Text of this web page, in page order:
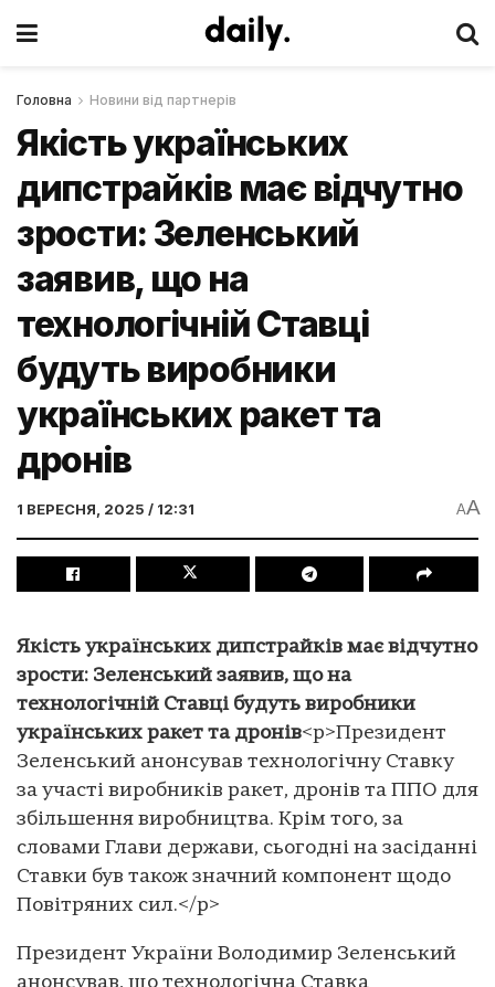
Головна Новини від партнерів
Якість українських
дипстрайків має відчутно
зрости: Зеленський
заявив, що на
технологічній Ставці
будуть виробники
українських ракет та
дронів
1 ВЕРЕСНЯ, 2025 / 12:31 AA
Якість українських дипстрайків має відчутно
зрости: Зеленський заявив, що на
технологічній Ставці будуть виробники
українських ракет та дронів<p>Президент
Зеленський анонсував технологічну Ставку
за участі виробників ракет, дронів та ППО для
збільшення виробництва. Крім того, за
словами Глави держави, сьогодні на засіданні
Ставки був також значний компонент щодо
Повітряних сил.</p>
Президент України Володимир Зеленський